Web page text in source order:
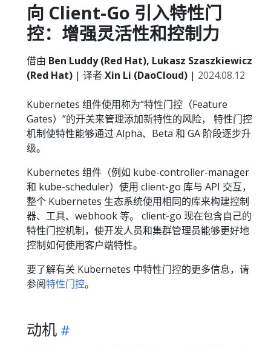
向 Client-Go 引入特性门
控：增强灵活性和控制力
借由 Ben Luddy (Red Hat), Lukasz Szaszkiewicz
(Red Hat) | 译者Xin Li (DaoCloud) | 2024.08.12
Kubernetes 组件使用称为“特性门控（Feature
Gates）”的开关来管理添加新特性的风险， 特性门控
机制使特性能够通过 Alpha、Beta 和 GA 阶段逐步升
级。
Kubernetes 组件（例如 kube-controller-manager
和 kube-scheduler）使用 client-go 库与 API 交互，
整个 Kubernetes 生态系统使用相同的库来构建控制
器、工具、webhook 等。 client-go 现在包含自己的
特性门控机制，使开发人员和集群管理员能够更好地
控制如何使用客户端特性。
要了解有关 Kubernetes 中特性门控的更多信息，请
参阅特性门控。
动机